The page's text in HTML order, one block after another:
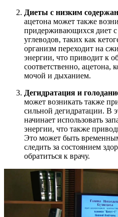
Диеты с низким
ацетона может также
придерживающихся диет
углеводов, таких как
организм переходит на
энергии, что приводит к
соответственно, ацетона,
мочой и дыханием.
Дегидратация и
может возникать также
сильной дегидратации. В
начинает использовать
энергии, что также
Это может быть
следить за состоянием
обратиться к врачу.